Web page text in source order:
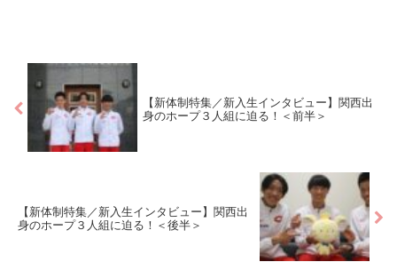
【新体制特集／新入生インタビュー】関西出
身のホープ３人組に迫る！＜前半＞
【新体制特集／新入生インタビュー】関西出
身のホープ３人組に迫る！＜後半＞